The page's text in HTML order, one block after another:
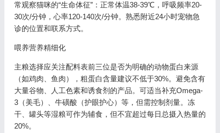
常观察猫咪的“生命体征”：正常体温38-39℃，呼吸频率20-
30次/分钟，心率120-140次/分钟。熟悉附近24小时宠物急
诊的位置和联系方式。
喂养营养精细化
主粮选择应关注配料表前三位是否为明确的动物蛋白来源
（如鸡肉、鱼肉），粗蛋白含量建议不低于30%。避免含有
大量谷物、人工色素和诱食剂的产品。可适当补充Omega-
3（美毛）、牛磺酸（护眼护心）等，但需控制剂量。冻
干、罐头等湿粮可作为辅食，但不宜超过每日总摄入热量的
20%。